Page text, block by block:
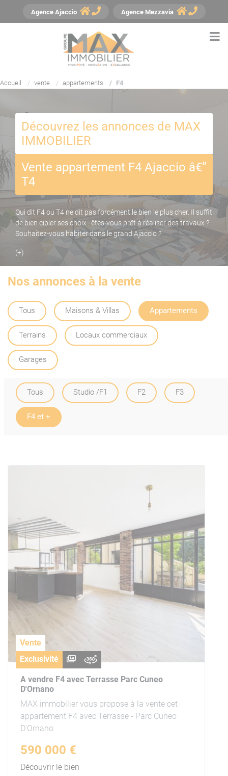
Agence Ajaccio Agence Mezzavia
Accueil vente appartements F4
Découvrez les annonces de MAX
IMMOBILIER
Vente appartement F4 Ajaccio â€“
T4
Qui dit F4 ou T4 ne dit pas forcément le bien le plus cher. Il suffit
de bien cibler ses choix : êtes-vous prêt à réaliser des travaux ?
Souhaitez-vous habiter dans le grand Ajaccio ?
(+)
Nos annonces à la vente
Tous Maisons & Villas Appartements
Terrains Locaux commerciaux
Garages
Tous Studio /F1 F2 F3
F4 et +
Vente
Exclusivité
A vendre F4 avec Terrasse Parc Cuneo
D'Ornano
MAX immobilier vous propose à la vente cet
appartement F4 avec Terrasse - Parc Cuneo
D'Ornano
590 000 €
Découvrir le bien
Panneau de gestion des cookies